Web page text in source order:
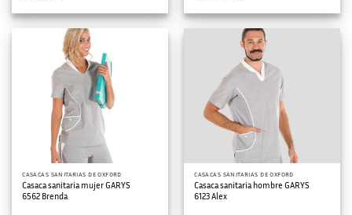
CASACAS SANITARIAS DE OXFORD
Casaca sanitaria mujer GARYS
6562 Brenda
CASACAS SANITARIAS DE OXFORD
Casaca sanitaria hombre GARYS
6123 Alex